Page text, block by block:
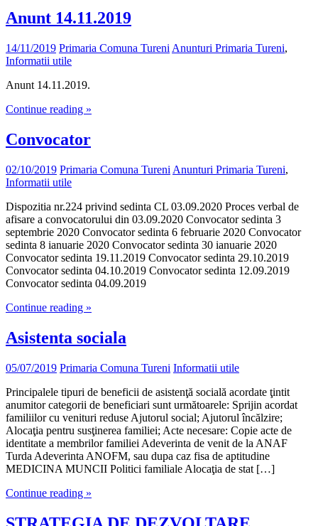
Anunt 14.11.2019
14/11/2019 Primaria Comuna Tureni Anunturi Primaria Tureni,
Informatii utile
Anunt 14.11.2019.
Continue reading »
Convocator
02/10/2019 Primaria Comuna Tureni Anunturi Primaria Tureni,
Informatii utile
Dispozitia nr.224 privind sedinta CL 03.09.2020 Proces verbal de
afisare a convocatorului din 03.09.2020 Convocator sedinta 3
septembrie 2020 Convocator sedinta 6 februarie 2020 Convocator
sedinta 8 ianuarie 2020 Convocator sedinta 30 ianuarie 2020
Convocator sedinta 19.11.2019 Convocator sedinta 29.10.2019
Convocator sedinta 04.10.2019 Convocator sedinta 12.09.2019
Convocator sedinta 04.09.2019
Continue reading »
Asistenta sociala
05/07/2019 Primaria Comuna Tureni Informatii utile
Principalele tipuri de beneficii de asistenţă socială acordate ţintit
anumitor categorii de beneficiari sunt următoarele: Sprijin acordat
familiilor cu venituri reduse Ajutorul social; Ajutorul încălzire;
Alocaţia pentru susţinerea familiei; Acte necesare: Copie acte de
identitate a membrilor familiei Adeverinta de venit de la ANAF
Turda Adeverinta ANOFM, sau dupa caz fisa de aptitudine
MEDICINA MUNCII Politici familiale Alocaţia de stat […]
Continue reading »